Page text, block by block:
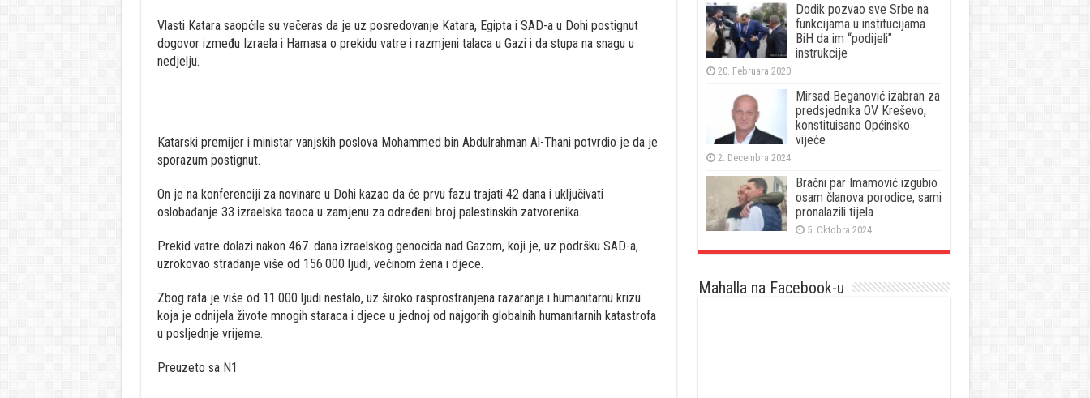
Vlasti Katara saopćile su večeras da je uz posredovanje Katara, Egipta i SAD-a u Dohi postignut
dogovor između Izraela i Hamasa o prekidu vatre i razmjeni talaca u Gazi i da stupa na snagu u
nedjelju.
Katarski premijer i ministar vanjskih poslova Mohammed bin Abdulrahman Al-Thani potvrdio je da je
sporazum postignut.
On je na konferenciji za novinare u Dohi kazao da će prvu fazu trajati 42 dana i uključivati ​​
oslobađanje 33 izraelska taoca u zamjenu za određeni broj palestinskih zatvorenika.
Prekid vatre dolazi nakon 467. dana izraelskog genocida nad Gazom, koji je, uz podršku SAD-a,
uzrokovao stradanje više od 156.000 ljudi, većinom žena i djece.
Zbog rata je više od 11.000 ljudi nestalo, uz široko rasprostranjena razaranja i humanitarnu krizu
koja je odnijela živote mnogih staraca i djece u jednoj od najgorih globalnih humanitarnih katastrofa
u posljednje vrijeme.
Preuzeto sa N1
Dodik pozvao sve Srbe na
funkcijama u institucijama
BiH da im “podijeli”
instrukcije
20. Februara 2020.
Mirsad Beganović izabran za
predsjednika OV Kreševo,
konstituisano Općinsko
vijeće
2. Decembra 2024.
Bračni par Imamović izgubio
osam članova porodice, sami
pronalazili tijela
5. Oktobra 2024.
Mahalla na Facebook-u